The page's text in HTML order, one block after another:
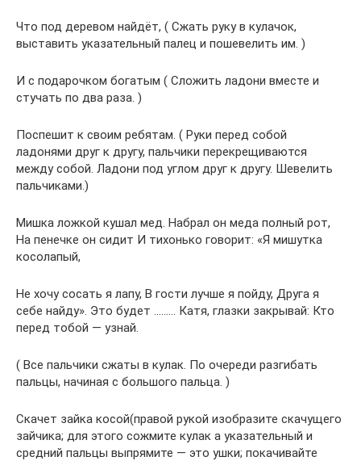
Что под деревом найдёт, ( Сжать руку в кулачок,
выставить указательный палец и пошевелить им. )
И с подарочком богатым ( Сложить ладони вместе и
стучать по два раза. )
Поспешит к своим ребятам. ( Руки перед собой
ладонями друг к другу, пальчики перекрещиваются
между собой. Ладони под углом друг к другу. Шевелить
пальчиками.)
Мишка ложкой кушал мед. Набрал он меда полный рот,
На пенечке он сидит И тихонько говорит: «Я мишутка
косолапый,
Не хочу сосать я лапу, В гости лучше я пойду, Друга я
себе найду». Это будет ……… Катя, глазки закрывай: Кто
перед тобой — узнай.
( Все пальчики сжаты в кулак. По очереди разгибать
пальцы, начиная с большого пальца. )
Скачет зайка косой(правой рукой изобразите скачущего
зайчика; для этого сожмите кулак а указательный и
средний пальцы выпрямите — это ушки; покачивайте